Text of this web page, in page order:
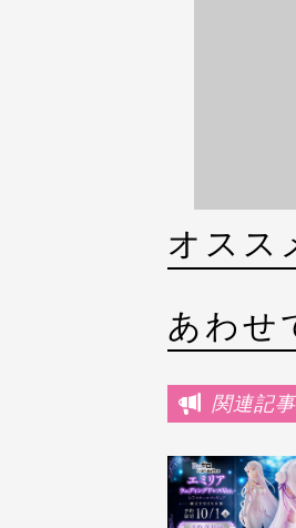
オスス
あわせ
関連記事